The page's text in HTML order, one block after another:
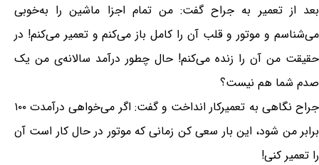
بعد از تعمیر به جراح گفت: من تمام اجزا ماشین را به‌خوبی
می‌شناسم و موتور و قلب آن را کامل باز می‌کنم و تعمیر می‌کنم! در
حقیقت من آن را زنده می‌کنم! حال چطور درآمد سالانه‌ی من یک
صدم شما هم نیست؟
جراح نگاهی به تعمیرکار انداخت و گفت: اگر می‌خواهی درآمدت ۱۰۰
برابر من شود، این بار سعی کن زمانی که موتور در حال کار است آن
را تعمیر کنی!